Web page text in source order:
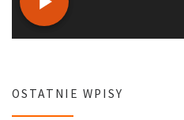
OSTATNIE WPISY